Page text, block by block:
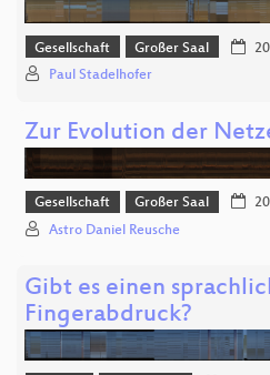
Gesellschaft Großer Saal
Paul Stadelhofer
Zur Evolution der
Gesellschaft Großer Saal
Astro Daniel Reusche
Gibt es einen
Fingerabdruck?